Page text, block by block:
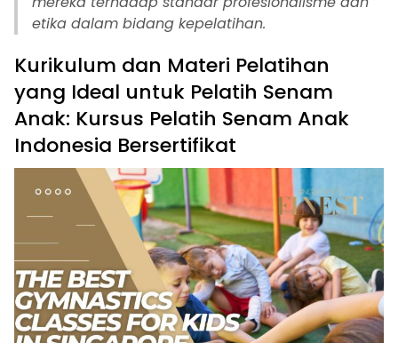
etika dalam bidang kepelatihan.
Kurikulum dan Materi Pelatihan
yang Ideal untuk Pelatih Senam
Anak: Kursus Pelatih Senam Anak
Indonesia Bersertifikat